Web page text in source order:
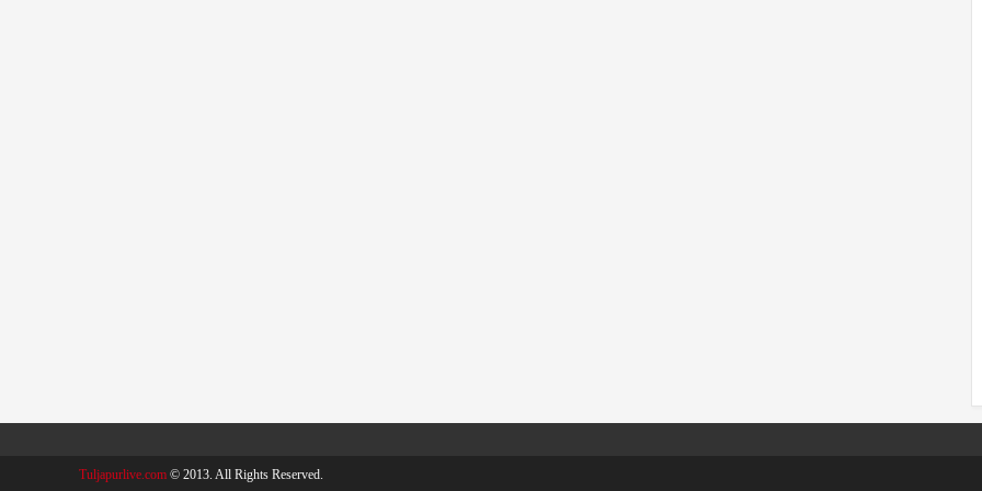
Tuljapurlive.com © 2013. All Rights Reserved.